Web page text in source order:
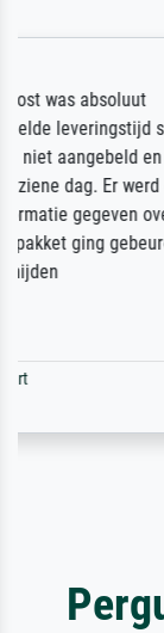
Sehr
des
unser
Dank!